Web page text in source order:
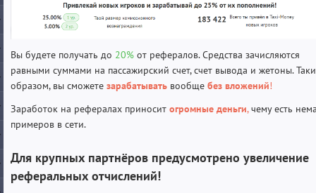
Вы будете получать до 20% от рефералов. Средства зачисляются
равными суммами на пассажирский счет, счет вывода и жетоны.
образом, вы сможете зарабатывать вообще без вложений!
Заработок на рефералах приносит огромные деньги,чему есть
примеров в сети.
Для крупных партнёров предусмотрено увеличение
реферальных отчислений!